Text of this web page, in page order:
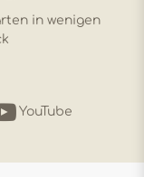
in wenigen
YouTube